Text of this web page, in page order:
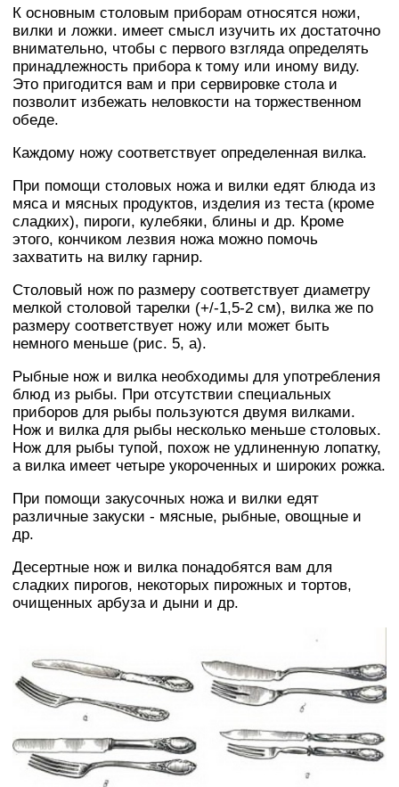
К основным столовым приборам относятся ножи,
вилки и ложки. имеет смысл изучить их достаточно
внимательно, чтобы с первого взгляда определять
принадлежность прибора к тому или иному виду.
Это пригодится вам и при сервировке стола и
позволит избежать неловкости на торжественном
обеде.
Каждому ножу соответствует определенная вилка.
При помощи столовых ножа и вилки едят блюда из
мяса и мясных продуктов, изделия из теста (кроме
сладких), пироги, кулебяки, блины и др. Кроме
этого, кончиком лезвия ножа можно помочь
захватить на вилку гарнир.
Столовый нож по размеру соответствует диаметру
мелкой столовой тарелки (+/-1,5-2 см), вилка же по
размеру соответствует ножу или может быть
немного меньше (рис. 5, а).
Рыбные нож и вилка необходимы для употребления
блюд из рыбы. При отсутствии специальных
приборов для рыбы пользуются двумя вилками.
Нож и вилка для рыбы несколько меньше столовых.
Нож для рыбы тупой, похож не удлиненную лопатку,
а вилка имеет четыре укороченных и широких рожка.
При помощи закусочных ножа и вилки едят
различные закуски - мясные, рыбные, овощные и
др.
Десертные нож и вилка понадобятся вам для
сладких пирогов, некоторых пирожных и тортов,
очищенных арбуза и дыни и др.